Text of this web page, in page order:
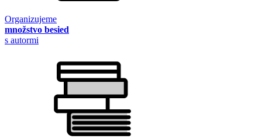
Organizujeme
množstvo besied
s autormi